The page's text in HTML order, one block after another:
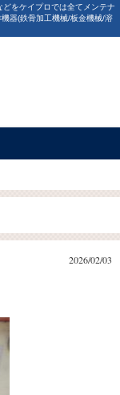
をケイプロでは全てメンテナ
器(鉄骨加工機械/板金機械/溶
2026/02/03